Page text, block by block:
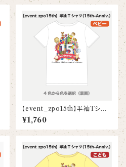
【event_zpo15th】半袖Tシャ
ツ（15th Anniv.）(ベビー)
¥1,760